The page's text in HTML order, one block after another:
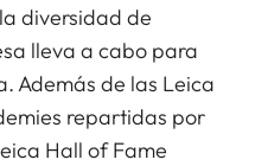
diversidad de
lleva a cabo para
Además de las Leica
repartidas por
Hall of Fame